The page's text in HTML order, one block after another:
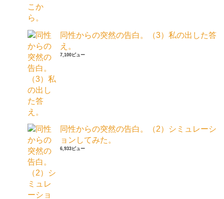
同性からの突然の告白。（3）私の出した答
え。
7,100ビュー
同性からの突然の告白。（2）シミュレーシ
ョンしてみた。
6,933ビュー